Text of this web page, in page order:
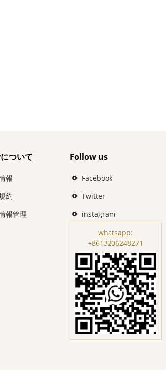
ついて
報
約
報管理
Follow us
Facebook
Twitter
instagram
whatsapp:
+8613206248271